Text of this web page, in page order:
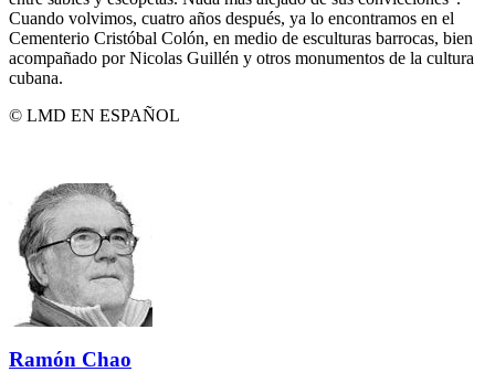
Cuando volvimos, cuatro años después, ya lo encontramos en el
Cementerio Cristóbal Colón, en medio de esculturas barrocas, bien
acompañado por Nicolas Guillén y otros monumentos de la cultura
cubana.
© LMD EN ESPAÑOL
Ramón Chao